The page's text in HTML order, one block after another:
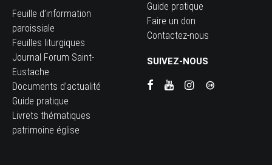
Feuille d’information
paroissiale
Feuilles liturgiques
Journal Forum Saint-
Eustache
Documents d’actualité
Guide pratique
Livrets thématiques
patrimoine église
Guide pratique
Faire un don
Contactez-nous
SUIVEZ-NOUS